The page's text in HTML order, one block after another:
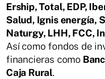
Ership, Total, EDP,
Salud, Ignis energía,
Naturgy, LHH, FCC,
Así como fondos de
financieras como
Caja Rural.